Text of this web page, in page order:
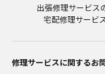
出張修理サービス
宅配修理サービ
修理サービスに関するお